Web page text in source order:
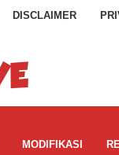
DISCLAIMER
MODIFIKASI